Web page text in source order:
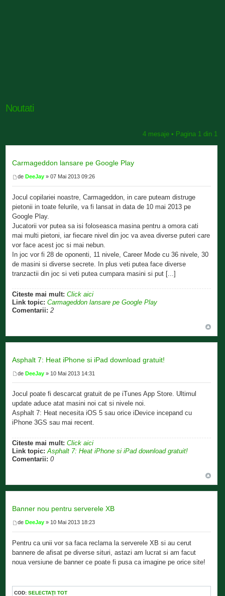
Noutati
4 mesaje • Pagina 1din 1
Carmageddon lansare pe Google Play
deDeeJay » 07 Mai 2013 09:26
Jocul copilariei noastre, Carmageddon, in care puteam distruge
pietonii in toate felurile, va fi lansat in data de 10 mai 2013 pe
Google Play.
Jucatorii vor putea sa isi foloseasca masina pentru a omora cati
mai multi pietoni, iar fiecare nivel din joc va avea diverse puteri care
vor face acest joc si mai nebun.
In joc vor fi 28 de oponenti, 11 nivele, Career Mode cu 36 nivele, 30
de masini si diverse secrete. In plus veti putea face diverse
tranzactii din joc si veti putea cumpara masini si put [...]
Citeste mai mult: Click aici
Link topic: Carmageddon lansare pe Google Play
Comentarii: 2
Asphalt 7: Heat iPhone si iPad download gratuit!
deDeeJay » 10 Mai 2013 14:31
Jocul poate fi descarcat gratuit de pe iTunes App Store. Ultimul
update aduce atat masini noi cat si nivele noi.
Asphalt 7: Heat necesita iOS 5 sau orice iDevice incepand cu
iPhone 3GS sau mai recent.
Citeste mai mult: Click aici
Link topic: Asphalt 7: Heat iPhone si iPad download gratuit!
Comentarii: 0
Banner nou pentru serverele XB
de DeeJay » 10 Mai 2013 18:23
Pentru ca unii vor sa faca reclama la serverele XB si au cerut
bannere de afisat pe diverse situri, astazi am lucrat si am facut
noua versiune de banner ce poate fi pusa ca imagine pe orice site!
COD:SELECTAŢI TOT